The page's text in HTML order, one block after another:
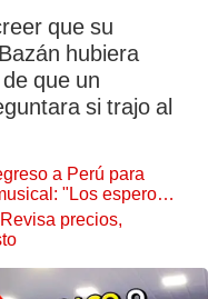
que su
hubiera
que un
si trajo al
a Perú para
"Los espero
precios,